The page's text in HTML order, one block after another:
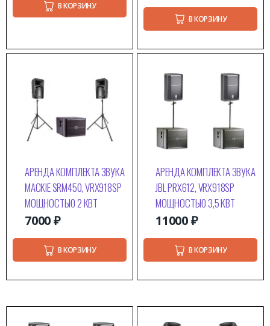
В КОРЗИНУ
В КОРЗИНУ
АРЕНДА КОМПЛЕКТА ЗВУКА
MACKIE SRM450, VRX918SP
МОЩНОСТЬЮ 2 КВТ
7000₽
В КОРЗИНУ
АРЕНДА КОМПЛЕКТА ЗВУКА
JBL PRX612, VRX918SP
МОЩНОСТЬЮ 3,5 КВТ
11000₽
В КОРЗИНУ